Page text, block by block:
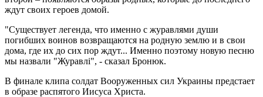
ждут своих героев домой.
"Существует легенда, что именно с журавлями души
погибших воинов возвращаются на родную землю и в свои
дома, где их до сих пор ждут... Именно поэтому новую песню
мы назвали "Журавлі", - сказал Бронюк.
В финале клипа солдат Вооруженных сил Украины предстает
в образе распятого Иисуса Христа.